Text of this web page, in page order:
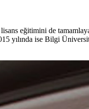
eğitimini de
yılında ise Bilgi